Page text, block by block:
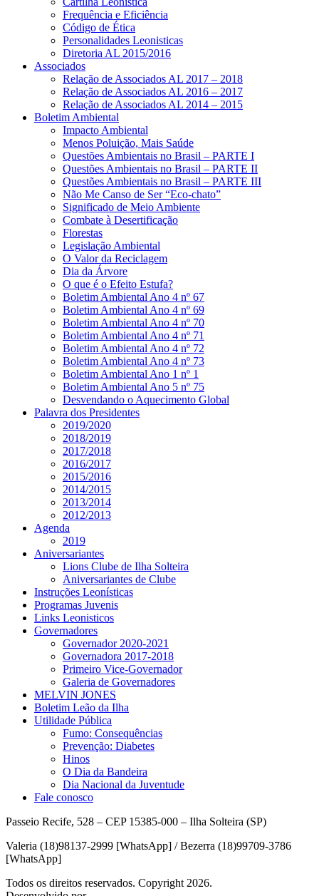
Frequência e Eficiência
Código de Ética
Personalidades Leonisticas
Diretoria AL 2015/2016
Associados
Relação de Associados AL 2017 – 2018
Relação de Associados AL 2016 – 2017
Relação de Associados AL 2014 – 2015
Boletim Ambiental
Impacto Ambiental
Menos Poluição, Mais Saúde
Questões Ambientais no Brasil – PARTE I
Questões Ambientais no Brasil – PARTE II
Questões Ambientais no Brasil – PARTE III
Não Me Canso de Ser “Eco-chato”
Significado de Meio Ambiente
Combate à Desertificação
Florestas
Legislação Ambiental
O Valor da Reciclagem
Dia da Árvore
O que é o Efeito Estufa?
Boletim Ambiental Ano 4 nº 67
Boletim Ambiental Ano 4 nº 69
Boletim Ambiental Ano 4 nº 70
Boletim Ambiental Ano 4 nº 71
Boletim Ambiental Ano 4 nº 72
Boletim Ambiental Ano 4 nº 73
Boletim Ambiental Ano 1 nº 1
Boletim Ambiental Ano 5 nº 75
Desvendando o Aquecimento Global
Palavra dos Presidentes
2019/2020
2018/2019
2017/2018
2016/2017
2015/2016
2014/2015
2013/2014
2012/2013
Agenda
2019
Aniversariantes
Lions Clube de Ilha Solteira
Aniversariantes de Clube
Instruções Leonísticas
Programas Juvenis
Links Leonisticos
Governadores
Governador 2020-2021
Governadora 2017-2018
Primeiro Vice-Governador
Galeria de Governadores
MELVIN JONES
Boletim Leão da Ilha
Utilidade Pública
Fumo: Consequências
Prevenção: Diabetes
Hinos
O Dia da Bandeira
Dia Nacional da Juventude
Fale conosco
Passeio Recife, 528 – CEP 15385-000 – Ilha Solteira (SP)
Valeria (18)98137-2999 [WhatsApp] / Bezerra (18)99709-3786
[WhatsApp]
Todos os direitos reservados. Copyright 2026.